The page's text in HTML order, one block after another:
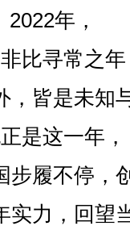
2022年，
比寻常之
，皆是未知
是这一年，
步履不停，
实力，回望